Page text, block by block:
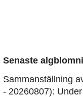
Senaste
Sammanställning
- 20260807):